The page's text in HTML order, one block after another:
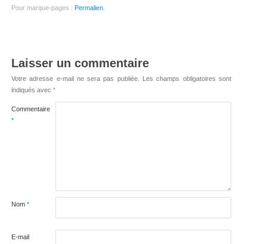
Pour marque-pages : Permalien.
Laisser un commentaire
Votre adresse e-mail ne sera pas publiée.
Les champs obligatoires sont
indiqués avec *
Commentaire
*
Nom *
E-mail